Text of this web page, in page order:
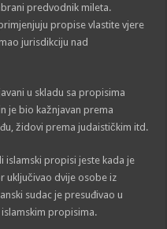
predvodnik mileta.
propise vlastite vjere
jurisdikciju nad
u skladu sa propisima
je bio kažnjavan prema
židovi prema judaističkim itd.
islamski propisi jeste kada je
uključivao dvije osobe iz
sudac je presuđivao u
propisima.